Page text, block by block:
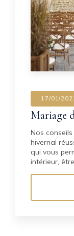
17/01/
Mariage
Nos
hivernal
qui vous
intérieur,